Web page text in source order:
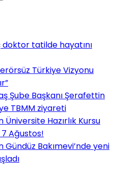
tatilde hayatını
Türkiye Vizyonu
Şube Başkanı Şerafettin
TBMM ziyareti
Hazırlık Kursu
Ağustos!
Gündüz Bakımevi’nde yeni